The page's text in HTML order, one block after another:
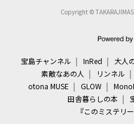
Copyright ©
宝島チャンネル InRed 大人
素敵なあの人
リンネル
otona MUSE
GLOW
田舎暮らしの本
『このミステリ